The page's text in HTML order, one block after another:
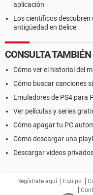
aplicación
Los científicos descubren
antigüedad en Belice
CONSULTA TAMBIÉN
Cómo ver el historial del
Cómo buscar canciones
Emuladores de PS4 para
Ver películas y series
Cómo apagar tu PC
Cómo descargar una
Descargar videos
Regístrate aquí Equipo